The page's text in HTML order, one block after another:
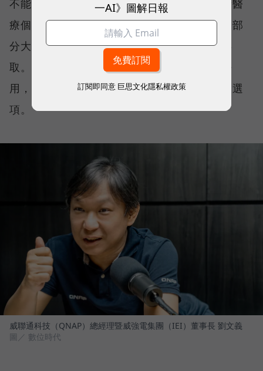
不能上雲的名單比想像中長。醫療業持有大量醫
療個資，金融與保險業受到合規與法規限制，部
分大學院校與設計公司也不希望資料被雲端存
取。對這些組織而言，問題並不是雲端好不好
用，而是一開始就沒有把核心資料全面上雲的選
項。
威聯通科技（QNAP）總經理暨威強電集團（IEI）董事長 劉文義
圖／ 數位時代
一AI》圖解日報
訂閱即同意 巨思文化隱私權政策